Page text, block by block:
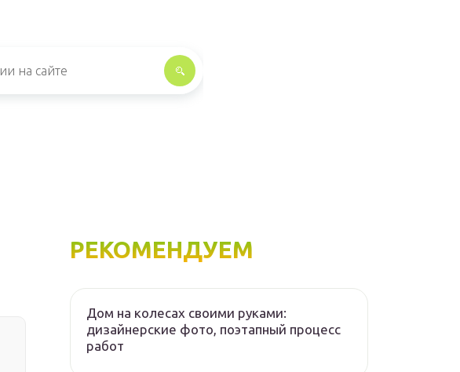
РЕКОМЕНДУЕМ
Дом на колесах своими руками:
дизайнерские фото, поэтапный процесс
работ